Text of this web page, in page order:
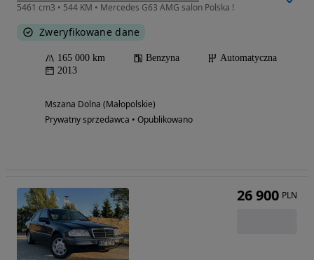
5461 cm3 • 544 KM • Mercedes G63 AMG salon Polska !
Zweryfikowane dane
165 000 km Benzyna
Automatyczna
2013
Mszana Dolna (Małopolskie)
Prywatny sprzedawca • Opublikowano
26 900 PLN